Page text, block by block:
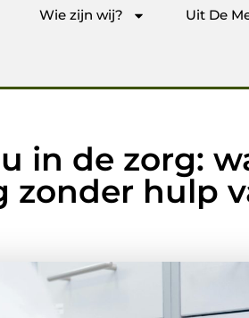
Wie zijn wij? Uit De
in de zorg:
zonder hulp